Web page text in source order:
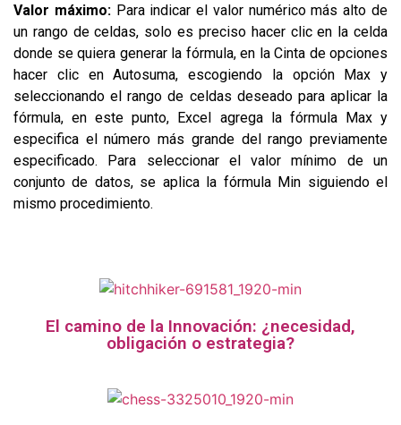
Valor máximo:Para indicar el valor numérico más alto de
un rango de celdas, solo es preciso hacer clic en la celda
donde se quiera generar la fórmula, en la Cinta de opciones
hacer clic en Autosuma, escogiendo la opción Max y
seleccionando el rango de celdas deseado para aplicar la
fórmula, en este punto, Excel agrega la fórmula Max y
especifica el número más grande del rango previamente
especificado. Para seleccionar el valor mínimo de un
conjunto de datos, se aplica la fórmula Min siguiendo el
mismo procedimiento.
El camino de la Innovación: ¿necesidad,
obligación o estrategia?